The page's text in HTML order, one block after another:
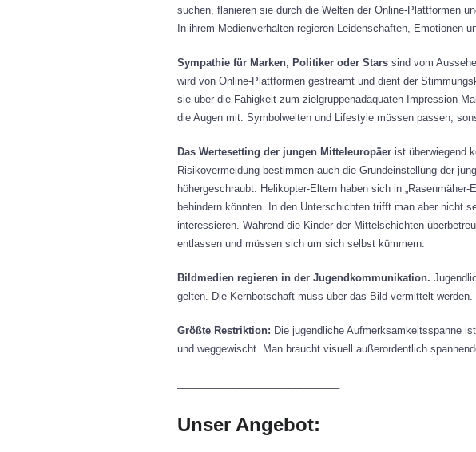
suchen, flanieren sie durch die Welten der Online-Plattformen
In ihrem Medienverhalten regieren Leidenschaften, Emotionen
Sympathie für Marken, Politiker oder Stars sind vom
wird von Online-Plattformen gestreamt und dient der
sie über die Fähigkeit zum zielgruppenadäquaten Impression-
die Augen mit. Symbolwelten und Lifestyle müssen passen,
Das Wertesetting der jungen Mitteleuropäer ist überwiegend
Risikovermeidung bestimmen auch die Grundeinstellung der
höhergeschraubt. Helikopter-Eltern haben sich in
behindern könnten. In den Unterschichten trifft man aber nicht
interessieren. Während die Kinder der Mittelschichten
entlassen und müssen sich um sich selbst kümmern.
Bildmedien regieren in der Jugendkommunikation.
gelten. Die Kernbotschaft muss über das Bild vermittelt werden.
Größte Restriktion: Die jugendliche Aufmerksamkeitsspanne
und weggewischt. Man braucht visuell außerordentlich
Unser Angebot: